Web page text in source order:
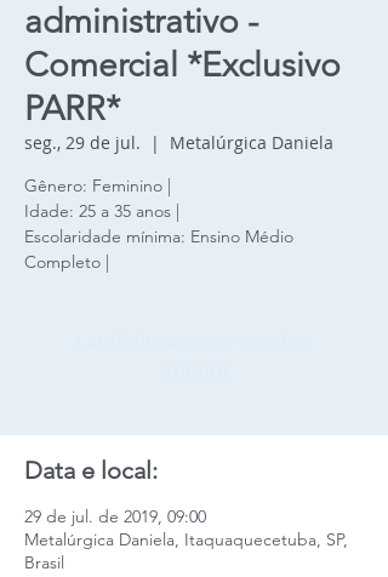
administrativo -
Comercial *Exclusivo
PARR*
seg., 29 de jul.
  |
Metalúrgica Daniela
Gênero: Feminino |
Idade: 25 a 35 anos |
Escolaridade mínima: Ensino Médio
Completo |
Data e local:
29 de jul. de 2019, 09:00
Metalúrgica Daniela, Itaquaquecetuba, SP,
Brasil